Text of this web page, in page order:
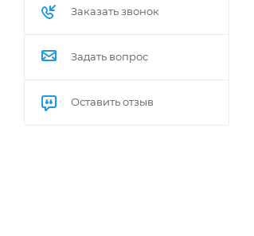
Заказать звонок
Задать вопрос
Оставить отзыв